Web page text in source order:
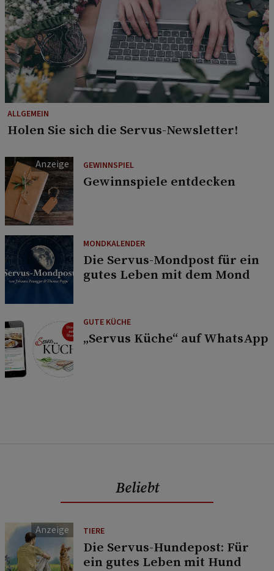
GEWINNSPIEL
Gewinnspiele entdecken
MONDKALENDER
Die Servus-Mondpost für ein
gutes Leben mit dem Mond
GUTE KÜCHE
„Servus Küche“ auf WhatsApp
ALLGEMEIN
Holen Sie sich die Servus-Newsletter!
Beliebt
TIERE
Die Servus-Hundepost: Für
ein gutes Leben mit Hund